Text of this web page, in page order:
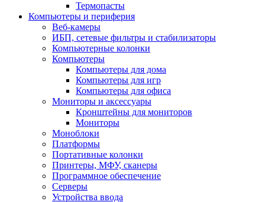
Термопасты
Компьютеры и периферия
Веб-камеры
ИБП, сетевые фильтры и стабилизаторы
Компьютерные колонки
Компьютеры
Компьютеры для дома
Компьютеры для игр
Компьютеры для офиса
Мониторы и аксессуары
Кронштейны для мониторов
Мониторы
Моноблоки
Платформы
Портативные колонки
Принтеры, МФУ, сканеры
Программное обеспечение
Серверы
Устройства ввода